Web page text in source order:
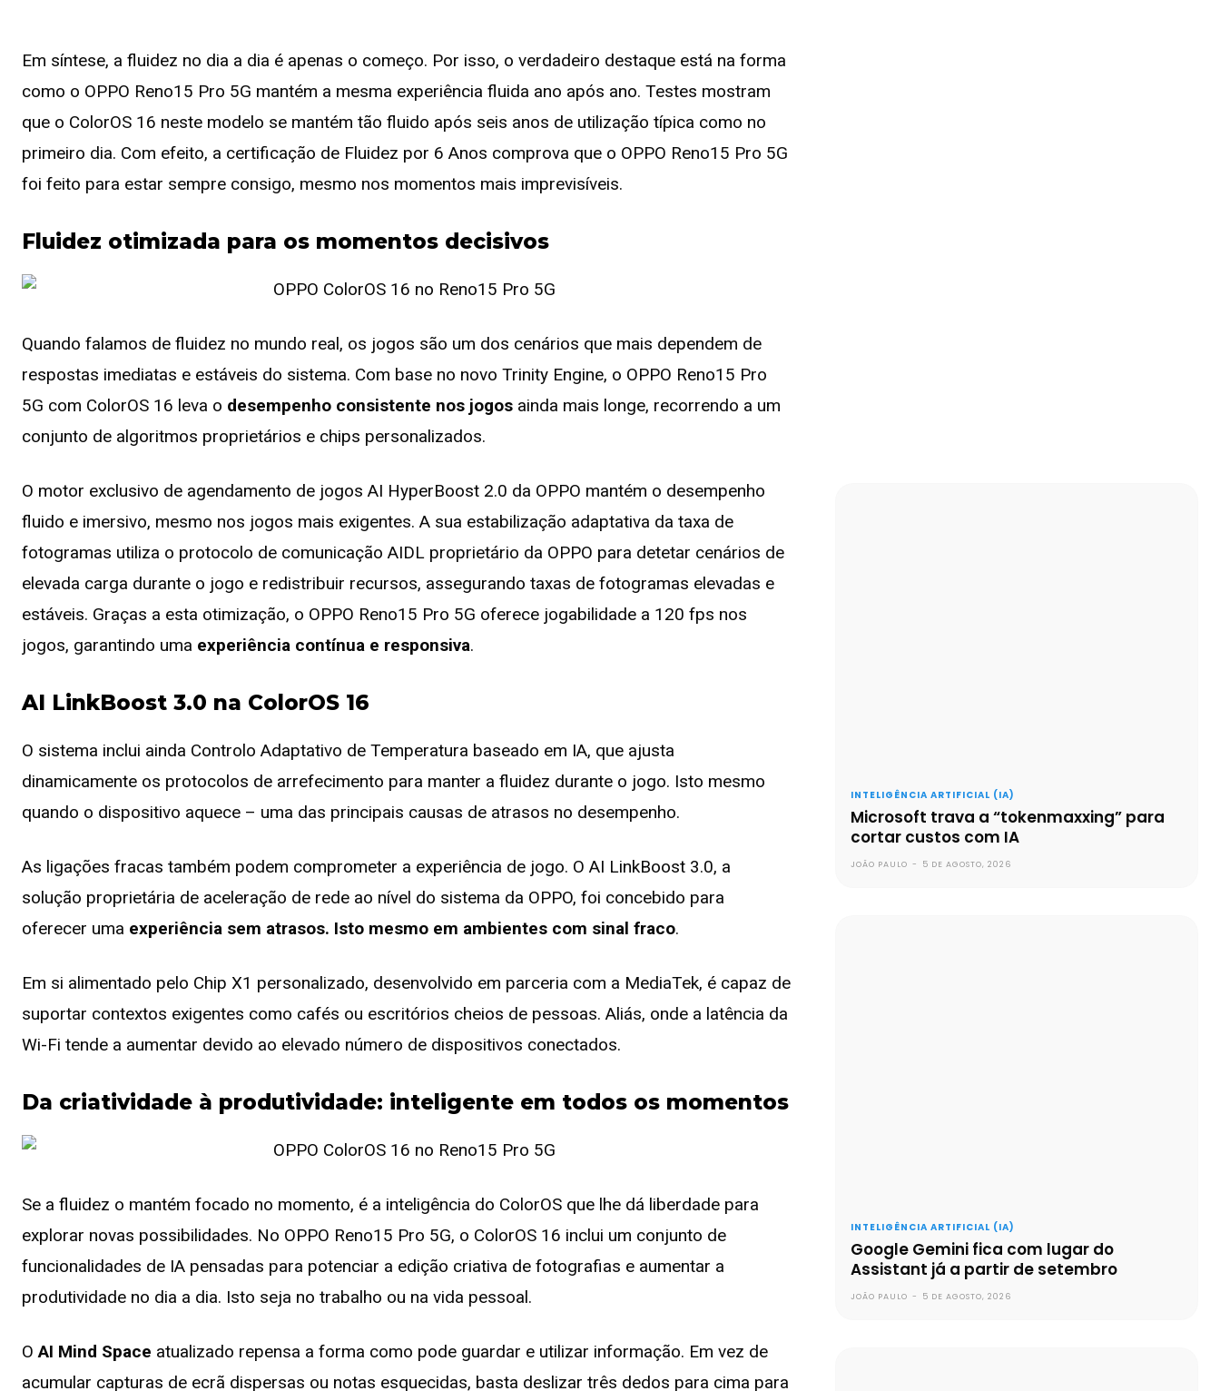
Em síntese, a fluidez no dia a dia é apenas o começo. Por isso, o verdadeiro destaque está na forma
como o OPPO Reno15 Pro 5G mantém a mesma experiência fluida ano após ano. Testes mostram
que o ColorOS 16 neste modelo se mantém tão fluido após seis anos de utilização típica como no
primeiro dia. Com efeito, a certificação de Fluidez por 6 Anos comprova que o OPPO Reno15 Pro 5G
foi feito para estar sempre consigo, mesmo nos momentos mais imprevisíveis.
Fluidez otimizada para os momentos decisivos
Quando falamos de fluidez no mundo real, os jogos são um dos cenários que mais dependem de
respostas imediatas e estáveis do sistema. Com base no novo Trinity Engine, o OPPO Reno15 Pro
5G com ColorOS 16 leva o desempenho consistente nos jogos ainda mais longe, recorrendo a um
conjunto de algoritmos proprietários e chips personalizados.
O motor exclusivo de agendamento de jogos AI HyperBoost 2.0 da OPPO mantém o desempenho
fluido e imersivo, mesmo nos jogos mais exigentes. A sua estabilização adaptativa da taxa de
fotogramas utiliza o protocolo de comunicação AIDL proprietário da OPPO para detetar cenários de
elevada carga durante o jogo e redistribuir recursos, assegurando taxas de fotogramas elevadas e
estáveis. Graças a esta otimização, o OPPO Reno15 Pro 5G oferece jogabilidade a 120 fps nos
jogos, garantindo uma experiência contínua e responsiva.
AI LinkBoost 3.0 na ColorOS 16
O sistema inclui ainda Controlo Adaptativo de Temperatura baseado em IA, que ajusta
dinamicamente os protocolos de arrefecimento para manter a fluidez durante o jogo. Isto mesmo
quando o dispositivo aquece – uma das principais causas de atrasos no desempenho.
As ligações fracas também podem comprometer a experiência de jogo. O AI LinkBoost 3.0, a
solução proprietária de aceleração de rede ao nível do sistema da OPPO, foi concebido para
oferecer uma experiência sem atrasos. Isto mesmo em ambientes com sinal fraco.
Em si alimentado pelo Chip X1 personalizado, desenvolvido em parceria com a MediaTek, é capaz de
suportar contextos exigentes como cafés ou escritórios cheios de pessoas. Aliás, onde a latência da
Wi-Fi tende a aumentar devido ao elevado número de dispositivos conectados.
Da criatividade à produtividade: inteligente em todos os momentos
Se a fluidez o mantém focado no momento, é a inteligência do ColorOS que lhe dá liberdade para
explorar novas possibilidades. No OPPO Reno15 Pro 5G, o ColorOS 16 inclui um conjunto de
funcionalidades de IA pensadas para potenciar a edição criativa de fotografias e aumentar a
produtividade no dia a dia. Isto seja no trabalho ou na vida pessoal.
OAI Mind Space atualizado repensa a forma como pode guardar e utilizar informação. Em vez de
acumular capturas de ecrã dispersas ou notas esquecidas, basta deslizar três dedos para cima para
INTELIGÊNCIA ARTIFICIAL (IA)
Microsoft trava a “tokenmaxxing” para
cortar custos com IA
JOÃO PAULO - 5 DE AGOSTO, 2026
INTELIGÊNCIA ARTIFICIAL (IA)
Google Gemini fica com lugar do
Assistant já a partir de setembro
JOÃO PAULO - 5 DE AGOSTO, 2026